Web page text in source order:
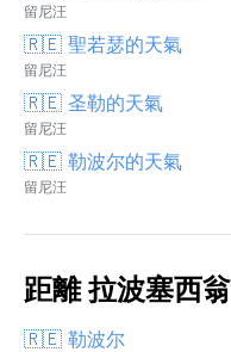
留尼汪
🇷🇪 聖若瑟的天氣
留尼汪
🇷🇪 圣勒的天氣
留尼汪
🇷🇪 勒波尔的天氣
留尼汪
距離 拉波塞西
🇷🇪 勒波尔